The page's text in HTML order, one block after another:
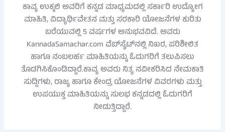
ಕಾವ್ಯ ಉಕ್ಕಲಿ ಅವರಿಗೆ ಕನ್ನಡ ಮಾಧ್ಯಮದಲ್ಲಿ ಸರ್ಕಾರಿ ಉದ್ಯೋಗ
ಮಾಹಿತಿ, ವಿದ್ಯಾರ್ಥಿವೇತನ ಮತ್ತು ಸರಕಾರಿ ಯೋಜನೆಗಳ ಕುರಿತು
ಬರೆಯುವಲ್ಲಿ 5 ವರ್ಷಗಳ ಅನುಭವವಿದೆ. ಅವರು
KannadaSamachar.com ವೆಬ್‌ಸೈಟ್‌ನಲ್ಲಿ ನಿಖರ, ಪರಿಶೀಲಿತ
ಹಾಗೂ ನಂಬಲರ್ಹ ಮಾಹಿತಿಯನ್ನು ಓದುಗರಿಗೆ ತಲುಪಿಸಲು
ತೊಡಗಿಸಿಕೊಂಡಿದ್ದಾರೆ.ಕಾವ್ಯ ಅವರು ನಿತ್ಯ ನವೀಕರಿಸಿದ ನೇಮಕಾತಿ
ಸುದ್ದಿಗಳು, ರಾಜ್ಯ ಹಾಗೂ ಕೇಂದ್ರ ಯೋಜನೆಗಳ ವಿವರಗಳು ಮತ್ತು
ಉಪಯುಕ್ತ ಮಾಹಿತಿಯನ್ನು ಸುಲಭ ಕನ್ನಡದಲ್ಲಿ ಓದುಗರಿಗೆ
ನೀಡುತ್ತಿದ್ದಾರೆ.